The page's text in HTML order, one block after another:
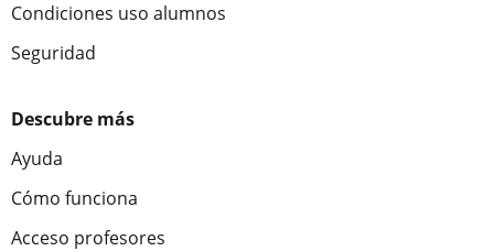
Condiciones uso alumnos
Seguridad
Descubre más
Ayuda
Cómo funciona
Acceso profesores